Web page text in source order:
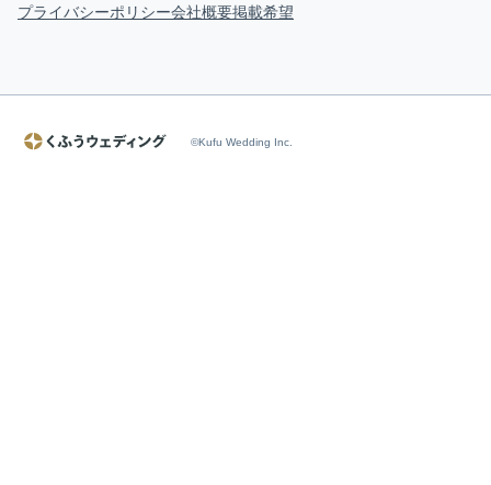
プライバシーポリシー会社概要掲載希望
©Kufu Wedding Inc.